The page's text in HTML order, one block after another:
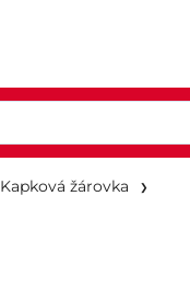
Kapková žárovka